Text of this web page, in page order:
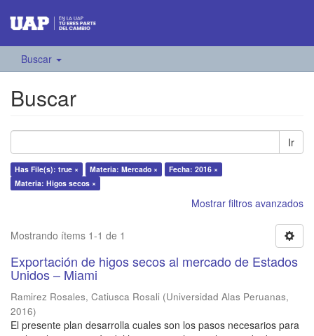
Buscar
Buscar
Ir
Has File(s): true × Materia: Mercado ×
Fecha: 2016 ×
Materia: Higos secos ×
Mostrar filtros avanzados
Mostrando ítems 1-1 de 1
Exportación de higos secos al mercado de Estados
Unidos – Miami
Ramirez Rosales, Catiusca Rosali (Universidad Alas Peruanas,
2016)
El presente plan desarrolla cuales son los pasos necesarios para